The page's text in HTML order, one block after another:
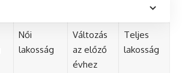
Női
lakosság
Változás
az előző
évhez
Teljes
lakosság